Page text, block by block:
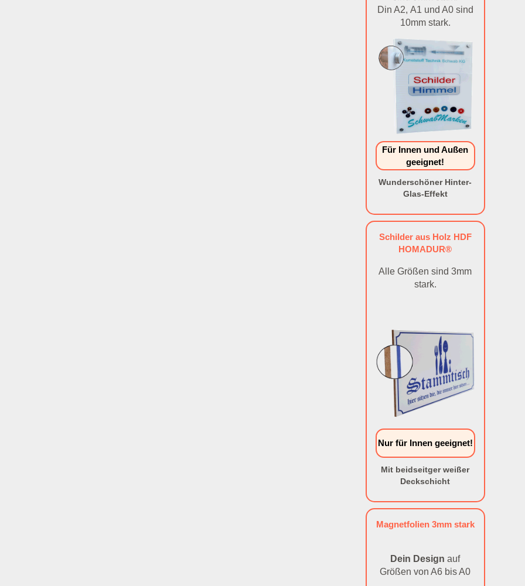
Din A2, A1 und A0 sind
10mm stark.
Für Innen und Außen
geeignet!
Wunderschöner Hinter-
Glas-Effekt
Schilder aus Holz HDF
HOMADUR®
Alle Größen sind 3mm
stark.
Nur für Innen geeignet!
Mit beidseitger weißer
Deckschicht
Magnetfolien 3mm stark
Dein Design auf
Größen von A6 bis A0